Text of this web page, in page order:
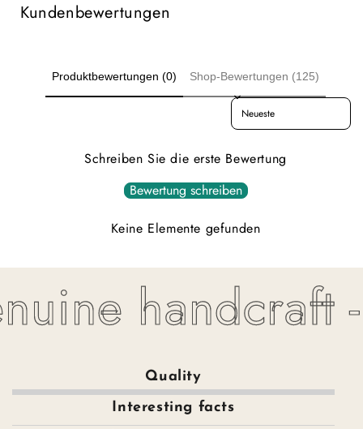
Kundenbewertungen
Produktbewertungen (0) Shop-Bewertungen (125)
Sort reviews by
Schreiben Sie die erste Bewertung
Bewertung schreiben
Keine Elemente gefunden
handcraft -
Quality
Interesting facts